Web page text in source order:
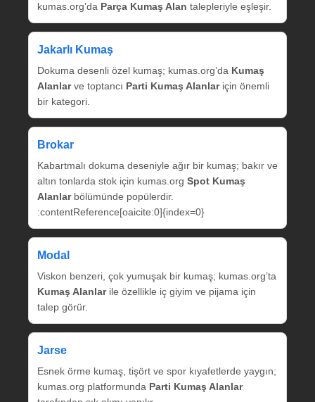
kumas.org’da Parça Kumaş Alan talepleriyle eşleşir.
Jakarlı Kumaş
Dokuma desenli özel kumaş; kumas.org’da Kumaş
Alanlarve toptancı Parti Kumaş Alanlariçin önemli
bir kategori.
Brokar
Kabartmalı dokuma deseniyle ağır bir kumaş; bakır ve
altın tonlarda stok için kumas.org Spot Kumaş
Alanlarbölümünde popülerdir.
:contentReference[oaicite:0]{index=0}
Modal
Viskon benzeri, çok yumuşak bir kumaş; kumas.org’ta
Kumaş Alanlarile özellikle iç giyim ve pijama için
talep görür.
Jarse
Esnek örme kumaş, tişört ve spor kıyafetlerde yaygın;
kumas.org platformunda Parti Kumaş Alanlar